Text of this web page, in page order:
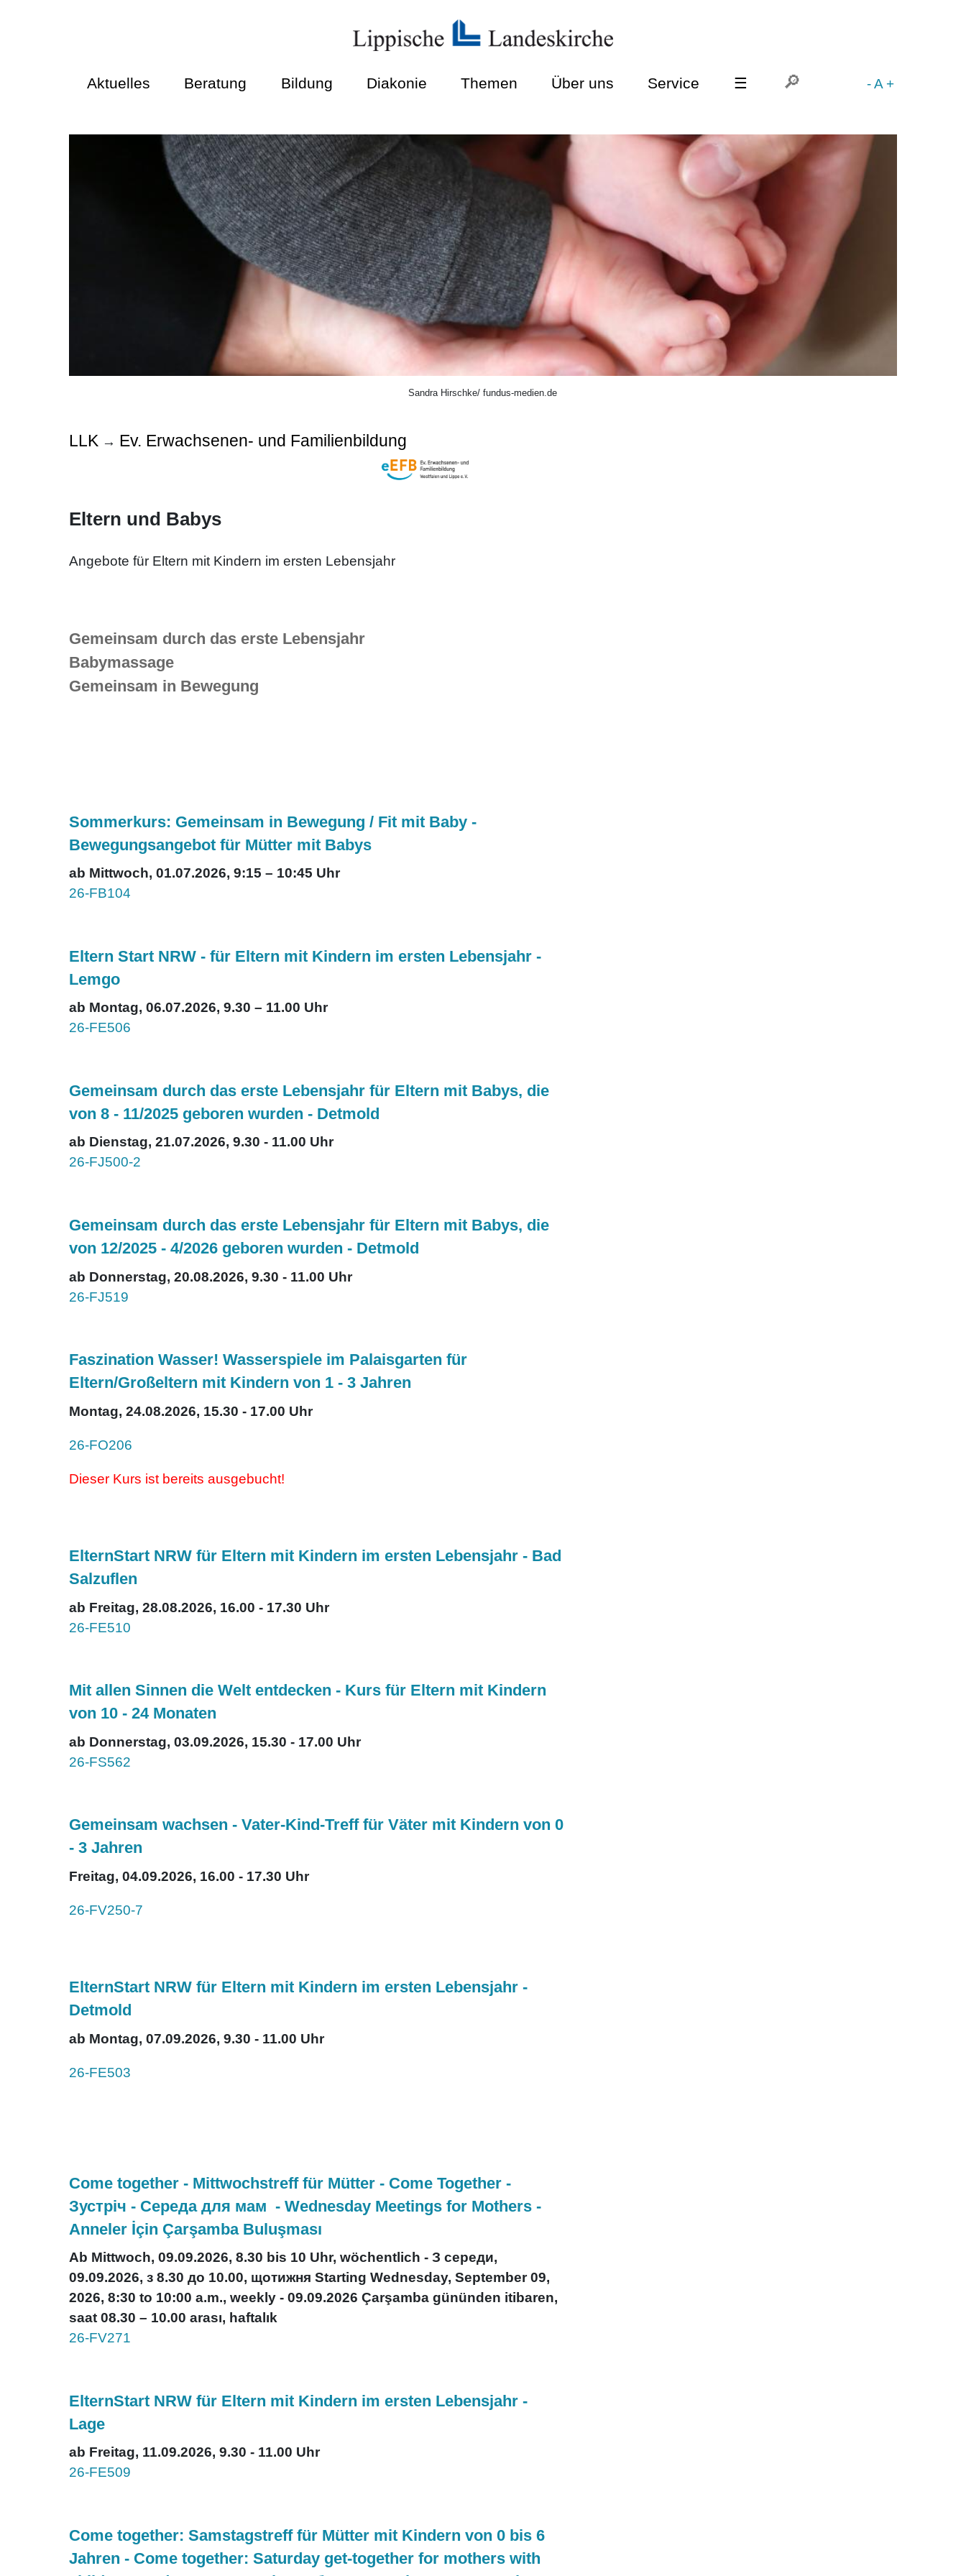
Aktuelles Beratung Bildung Diakonie Themen Über uns Service ☰ -A +
Sandra Hirschke/ fundus-medien.de
LLK→ Ev. Erwachsenen- und Familienbildung
Eltern und Babys
Angebote für Eltern mit Kindern im ersten Lebensjahr
Gemeinsam durch das erste Lebensjahr
Babymassage
Gemeinsam in Bewegung
Sommerkurs: Gemeinsam in Bewegung / Fit mit Baby -
Bewegungsangebot für Mütter mit Babys
ab Mittwoch, 01.07.2026, 9:15 – 10:45 Uhr
26-FB104
Eltern Start NRW - für Eltern mit Kindern im ersten Lebensjahr -
Lemgo
ab Montag, 06.07.2026, 9.30 – 11.00 Uhr
26-FE506
Gemeinsam durch das erste Lebensjahr für Eltern mit Babys, die
von 8 - 11/2025 geboren wurden - Detmold
ab Dienstag, 21.07.2026, 9.30 - 11.00 Uhr
26-FJ500-2
Gemeinsam durch das erste Lebensjahr für Eltern mit Babys, die
von 12/2025 - 4/2026 geboren wurden - Detmold
ab Donnerstag, 20.08.2026, 9.30 - 11.00 Uhr
26-FJ519
Faszination Wasser! Wasserspiele im Palaisgarten für
Eltern/Großeltern mit Kindern von 1 - 3 Jahren
Montag, 24.08.2026, 15.30 - 17.00 Uhr
26-FO206
Dieser Kurs ist bereits ausgebucht!
ElternStart NRW für Eltern mit Kindern im ersten Lebensjahr - Bad
Salzuflen
ab Freitag, 28.08.2026, 16.00 - 17.30 Uhr
26-FE510
Mit allen Sinnen die Welt entdecken - Kurs für Eltern mit Kindern
von 10 - 24 Monaten
ab Donnerstag, 03.09.2026, 15.30 - 17.00 Uhr
26-FS562
Gemeinsam wachsen - Vater-Kind-Treff für Väter mit Kindern von 0
- 3 Jahren
Freitag, 04.09.2026, 16.00 - 17.30 Uhr
26-FV250-7
ElternStart NRW für Eltern mit Kindern im ersten Lebensjahr -
Detmold
ab Montag, 07.09.2026, 9.30 - 11.00 Uhr
26-FE503
Come together - Mittwochstreff für Mütter - Come Together -
Зустріч - Середа для мам - Wednesday Meetings for Mothers -
Anneler İçin Çarşamba Buluşması
Ab Mittwoch, 09.09.2026, 8.30 bis 10 Uhr, wöchentlich - З середи,
09.09.2026, з 8.30 до 10.00, щотижня Starting Wednesday, September 09,
2026, 8:30 to 10:00 a.m., weekly - 09.09.2026 Çarşamba gününden itibaren,
saat 08.30 – 10.00 arası, haftalık
26-FV271
ElternStart NRW für Eltern mit Kindern im ersten Lebensjahr -
Lage
ab Freitag, 11.09.2026, 9.30 - 11.00 Uhr
26-FE509
Come together: Samstagstreff für Mütter mit Kindern von 0 bis 6
Jahren - Come together: Saturday get-together for mothers with